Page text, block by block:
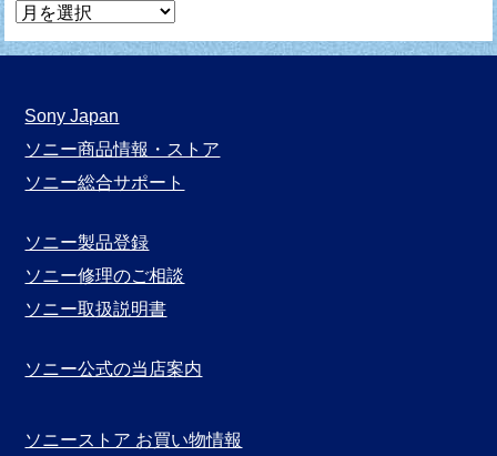
マ
ン
月
別
表
Sony Japan
ソニー商品情報・ストア
ソニー総合サポート
ソニー製品登録
ソニー修理のご相談
ソニー取扱説明書
ソニー公式の当店案内
ソニーストア お買い物情報